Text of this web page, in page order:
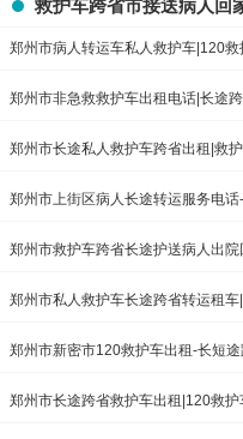
救护车跨省市接送病人回
郑州市病人转运车私人救护车|120
郑州市非急救救护车出租电话|长途
郑州市长途私人救护车跨省出租|救
郑州市上街区病人长途转运服务电
郑州市救护车跨省长途护送病人出
郑州市私人救护车长途跨省转运租
郑州市新密市120救护车出租-长短
郑州市长途跨省救护车出租|120救护